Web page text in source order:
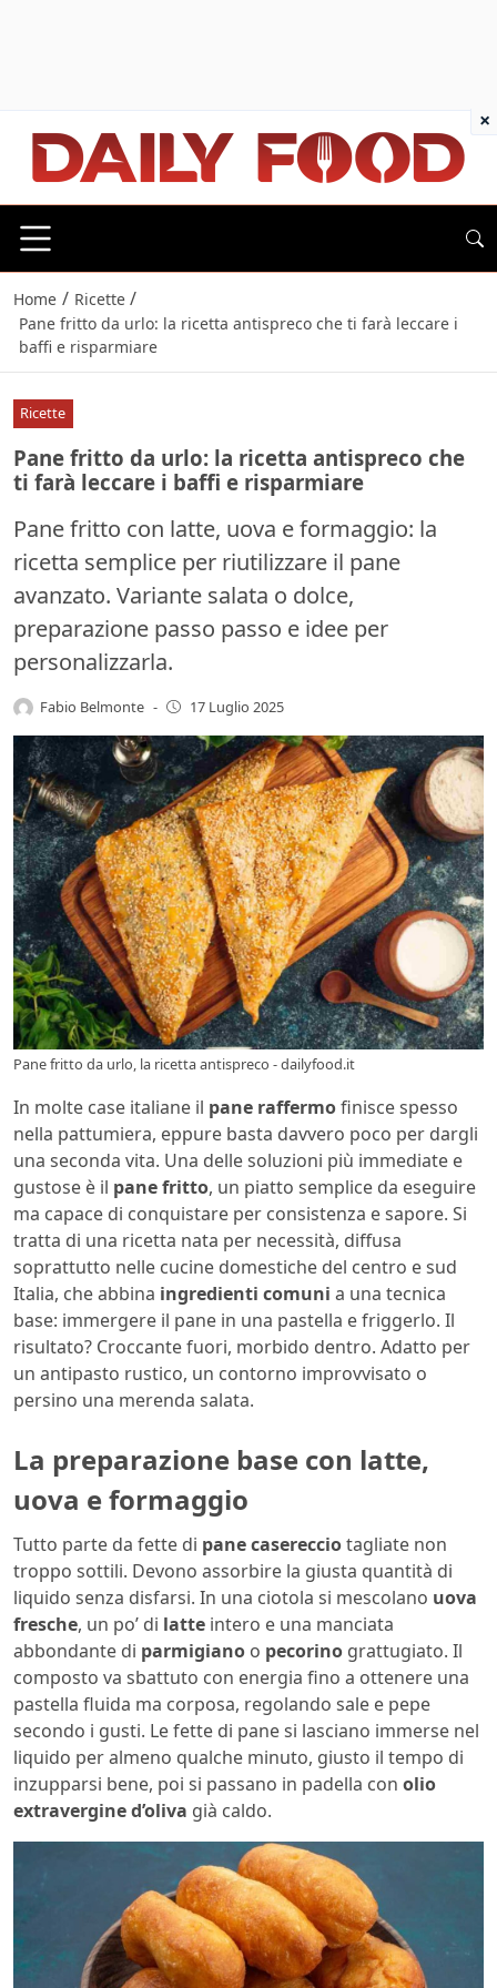
Home / Ricette /
Pane fritto da urlo: la ricetta antispreco che ti farà leccare i
baffi e risparmiare
Ricette
Pane fritto da urlo: la ricetta antispreco che
ti farà leccare i baffi e risparmiare
Pane fritto con latte, uova e formaggio: la
ricetta semplice per riutilizzare il pane
avanzato. Variante salata o dolce,
preparazione passo passo e idee per
personalizzarla.
Fabio Belmonte - 17 Luglio 2025
Pane fritto da urlo, la ricetta antispreco - dailyfood.it
In molte case italiane il pane raffermofinisce spesso
nella pattumiera, eppure basta davvero poco per dargli
una seconda vita. Una delle soluzioni più immediate e
gustose è il pane fritto, un piatto semplice da eseguire
ma capace di conquistare per consistenza e sapore. Si
tratta di una ricetta nata per necessità, diffusa
soprattutto nelle cucine domestiche del centro e sud
Italia, che abbina ingredienti comuni a una tecnica
base: immergere il pane in una pastella e friggerlo. Il
risultato? Croccante fuori, morbido dentro. Adatto per
un antipasto rustico, un contorno improvvisato o
persino una merenda salata.
La preparazione base con latte,
uova e formaggio
Tutto parte da fette di pane caserecciotagliate non
troppo sottili. Devono assorbire la giusta quantità di
liquido senza disfarsi. In una ciotola si mescolano uova
fresche, un po’ di latte intero e una manciata
abbondante di parmigiano o pecorino grattugiato. Il
composto va sbattuto con energia fino a ottenere una
pastella fluida ma corposa, regolando sale e pepe
secondo i gusti. Le fette di pane si lasciano immerse nel
liquido per almeno qualche minuto, giusto il tempo di
inzupparsi bene, poi si passano in padella con olio
extravergine d’oliva già caldo.
×